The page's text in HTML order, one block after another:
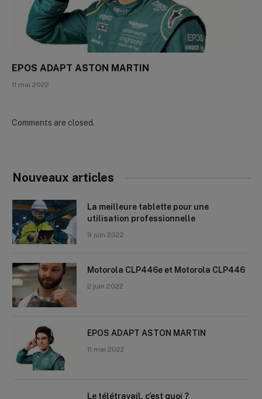
EPOS ADAPT ASTON MARTIN
11 mai 2022
Comments are closed.
Nouveaux articles
La meilleure tablette pour une
utilisation professionnelle
9 juin 2022
Motorola CLP446e et Motorola CLP446
2 juin 2022
EPOS ADAPT ASTON MARTIN
11 mai 2022
Le télétravail, c’est quoi ?